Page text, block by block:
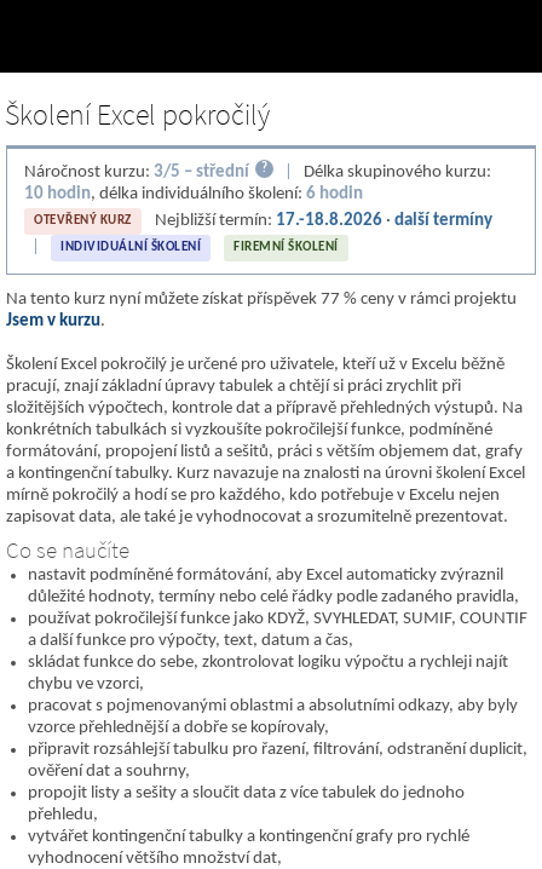
Školení Excel pokročilý
Náročnost kurzu: 3/5 – střední ?
Délka skupinového kurzu:
10 hodin, délka individuálního školení: 6 hodin
OTEVŘENÝ KURZ Nejbližší termín: 17.-18.8.2026· další termíny
INDIVIDUÁLNÍ ŠKOLENÍ FIREMNÍ ŠKOLENÍ
Na tento kurz nyní můžete získat příspěvek 77 % ceny v rámci projektu
Jsem v kurzu.
Školení Excel pokročilý je určené pro uživatele, kteří už v Excelu běžně
pracují, znají základní úpravy tabulek a chtějí si práci zrychlit při
složitějších výpočtech, kontrole dat a přípravě přehledných výstupů. Na
konkrétních tabulkách si vyzkoušíte pokročilejší funkce, podmíněné
formátování, propojení listů a sešitů, práci s větším objemem dat, grafy
a kontingenční tabulky. Kurz navazuje na znalosti na úrovni školení Excel
mírně pokročilý a hodí se pro každého, kdo potřebuje v Excelu nejen
zapisovat data, ale také je vyhodnocovat a srozumitelně prezentovat.
Co se naučíte
nastavit podmíněné formátování, aby Excel automaticky zvýraznil
důležité hodnoty, termíny nebo celé řádky podle zadaného pravidla,
používat pokročilejší funkce jako KDYŽ, SVYHLEDAT, SUMIF, COUNTIF
a další funkce pro výpočty, text, datum a čas,
skládat funkce do sebe, zkontrolovat logiku výpočtu a rychleji najít
chybu ve vzorci,
pracovat s pojmenovanými oblastmi a absolutními odkazy, aby byly
vzorce přehlednější a dobře se kopírovaly,
připravit rozsáhlejší tabulku pro řazení, filtrování, odstranění duplicit,
ověření dat a souhrny,
propojit listy a sešity a sloučit data z více tabulek do jednoho
přehledu,
vytvářet kontingenční tabulky a kontingenční grafy pro rychlé
vyhodnocení většího množství dat,